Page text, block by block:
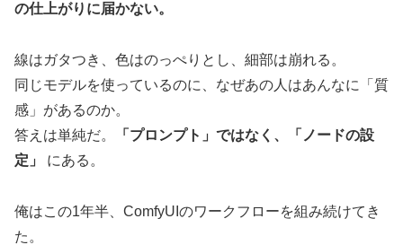
の仕上がりに届かない。
線はガタつき、色はのっぺりとし、細部は崩れる。
同じモデルを使っているのに、なぜあの人はあんなに「質
感」があるのか。
答えは単純だ。
「プロンプト」ではなく、「ノードの設
定」
にある。
俺はこの1年半、ComfyUIのワークフローを組み続けてき
た。